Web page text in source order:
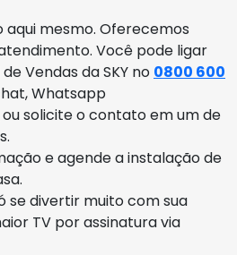
aqui mesmo. Oferecemos
Você pode ligar
Vendas da SKY no 0800 600
Whatsapp
ou solicite o contato em um de
e agende a instalação de
se divertir muito com sua
TV por assinatura via